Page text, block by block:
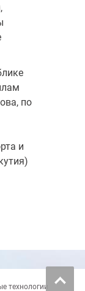
по
и
технологии